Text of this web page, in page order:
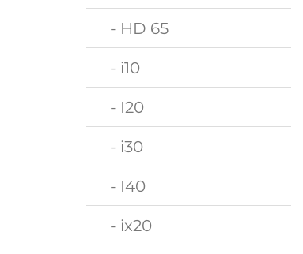
- HD 65
- i10
- I20
- i30
- I40
- ix20